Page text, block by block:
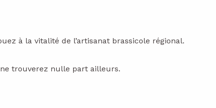
à la vitalité de l’artisanat brassicole régional.
trouverez nulle part ailleurs.